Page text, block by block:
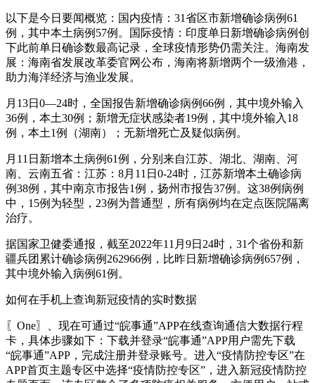
以下是今日要闻概览：国内疫情：31省区市新增确诊病例61
例，其中本土病例57例。国际疫情：印度单日新增确诊病例创
下此前单日确诊数最高记录，全球疫情形势仍需关注。海南发
展：海南省发展改革委官网公布，海南将新增两个一级渔港，
助力海洋经济与渔业发展。
月13日0—24时，全国报告新增确诊病例66例，其中境外输入
36例，本土30例；新增无症状感染者19例，其中境外输入18
例，本土1例（湖南）；无新增死亡及疑似病例。
月11日新增本土病例61例，分别来自江苏、湖北、湖南、河
南、云南五省：江苏：8月11日0-24时，江苏新增本土确诊病
例38例，其中南京市报告1例，扬州市报告37例。这38例病例
中，15例为轻型，23例为普通型，所有病例均在定点医院隔离
治疗。
据国家卫健委通报，截至2022年11月9日24时，31个省份和新
疆兵团累计确诊病例262966例，比昨日新增确诊病例657例，
其中境外输入病例61例。
如何在手机上查询新冠疫情的实时数据
〖One〗、现在可通过“皖事通”APP在线查询通信大数据行程
卡，具体步骤如下：下载并登录“皖事通”APP用户需先下载
“皖事通”APP，完成注册并登录账号。进入“疫情防控专区”在
APP首页主题专区中选择“疫情防控专区”，进入新冠疫情防控